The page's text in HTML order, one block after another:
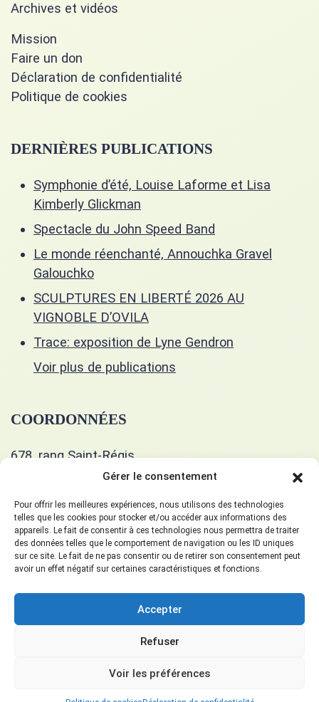
Gérer le consentement
Pour offrir les meilleures expériences, nous utilisons des technologies
telles que les cookies pour stocker et/ou accéder aux informations des
appareils. Le fait de consentir à ces technologies nous permettra de traiter
des données telles que le comportement de navigation ou les ID uniques
sur ce site. Le fait de ne pas consentir ou de retirer son consentement peut
avoir un effet négatif sur certaines caractéristiques et fonctions.
Accepter
Refuser
Voir les préférences
Archives et vidéos
Mission
Faire un don
Déclaration de confidentialité
Politique de cookies
DERNIÈRES PUBLICATIONS
Symphonie d’été, Louise Laforme et Lisa
Kimberly Glickman
Spectacle du John Speed Band
Le monde réenchanté, Annouchka Gravel
Galouchko
SCULPTURES EN LIBERTÉ 2026 AU
VIGNOBLE D’OVILA
Trace: exposition de Lyne Gendron
Voir plus de publications
COORDONNÉES
678, rang Saint-Régis
Saint-Isidore, J0L 2A0
514 400-5351
gueulart678@gmail.com
SUIVEZ-NOUS!